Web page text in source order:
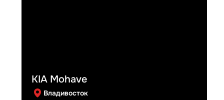
KIA Mohave
Владивосток